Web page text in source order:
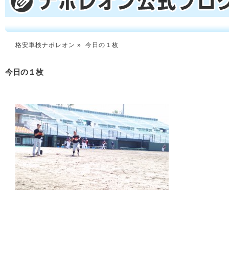
格安車検ナポレオン » 今日の１枚
今日の１枚